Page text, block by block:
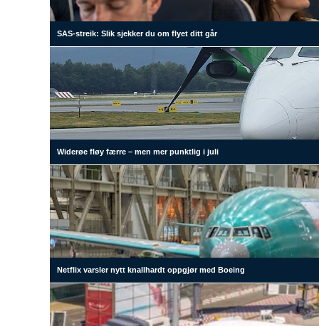
SAS-streik: Slik sjekker du om flyet ditt går
Widerøe fløy færre – men mer punktlig i juli
Netflix varsler nytt knallhardt oppgjør med Boeing